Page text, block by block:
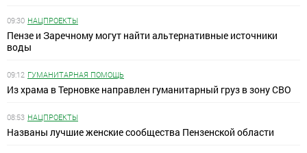
09:30 НАЦПРОЕКТЫ
Пензе и Заречному могут найти альтернативные источники
воды
09:12 ГУМАНИТАРНАЯ ПОМОЩЬ
Из храма в Терновке направлен гуманитарный груз в зону СВО
08:53 НАЦПРОЕКТЫ
Названы лучшие женские сообщества Пензенской области